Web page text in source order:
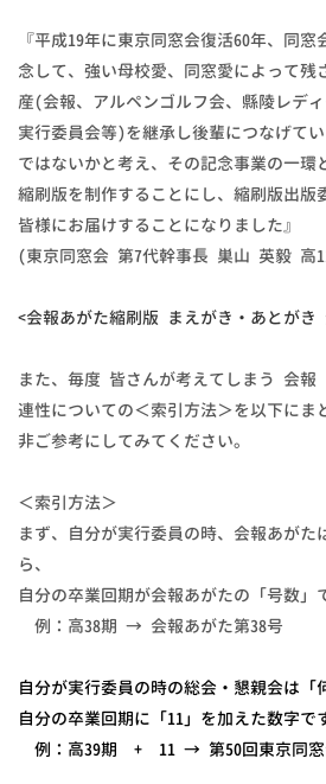
『平成19年に東京同窓会復活60年、同
念して、強い母校愛、同窓愛によって残
産(会報、アルペンゴルフ会、縣陵レデ
実行委員会等)を継承し後輩につなげて
ではないかと考え、その記念事業の一環
縮刷版を制作することにし、縮刷版出版
皆様にお届けすることになりました』
(東京同窓会 第7代幹事長 巣山 英毅 高
<会報あがた縮刷版 まえがき・あとがき
また、毎度 皆さんが考えてしまう 会報
連性についての＜索引方法＞を以下にま
非ご参考にしてみてください。
＜索引方法＞
まず、自分が実行委員の時、会報あがた
ら、
自分の卒業回期が会報あがたの「号数」
例：高38期 → 会報あがた第38号
自分が実行委員の時の総会・懇親会は「
自分の卒業回期に「11」を加えた数字で
例：高39期 + 11 → 第50回東京同